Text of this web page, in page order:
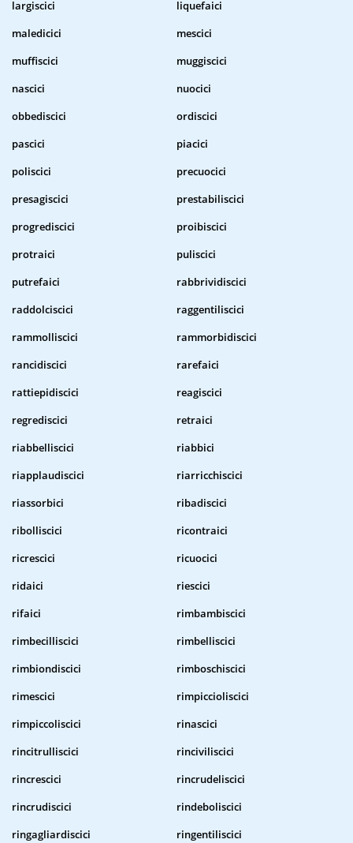
largiscici
liquefaici
maledicici
mescici
muffiscici
muggiscici
nascici
nuocici
obbediscici
ordiscici
pascici
piacici
poliscici
precuocici
presagiscici
prestabiliscici
progrediscici
proibiscici
protraici
puliscici
putrefaici
rabbrividiscici
raddolciscici
raggentiliscici
rammolliscici
rammorbidiscici
rancidiscici
rarefaici
rattiepidiscici
reagiscici
regrediscici
retraici
riabbelliscici
riabbici
riapplaudiscici
riarricchiscici
riassorbici
ribadiscici
ribolliscici
ricontraici
ricrescici
ricuocici
ridaici
riescici
rifaici
rimbambiscici
rimbecilliscici
rimbelliscici
rimbiondiscici
rimboschiscici
rimescici
rimpiccioliscici
rimpiccoliscici
rinascici
rincitrulliscici
rinciviliscici
rincrescici
rincrudeliscici
rincrudiscici
rindeboliscici
ringagliardiscici
ringentiliscici